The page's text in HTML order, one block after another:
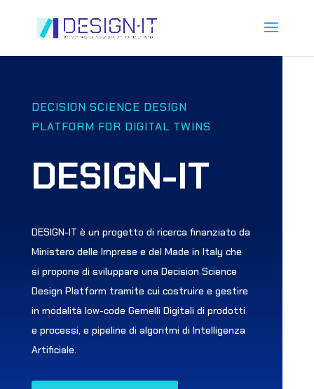
DECISION SCIENCE DESIGN
PLATFORM FOR DIGITAL TWINS
DESIGN-IT
DESIGN-IT è un progetto di ricerca finanziato da
Ministero delle Imprese e del Made in Italy che
si propone di sviluppare una Decision Science
Design Platform tramite cui costruire e gestire
in modalità low-code Gemelli Digitali di prodotti
e processi, e pipeline di algoritmi di Intelligenza
Artificiale.